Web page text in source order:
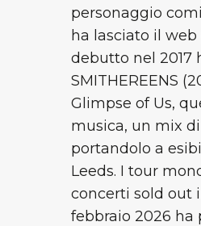
personaggio
ha lasciato il
debutto nel 2017
SMITHEREENS
Glimpse of Us,
musica, un mix
portandolo a
Leeds. I tour
concerti sold out
febbraio 2026 ha